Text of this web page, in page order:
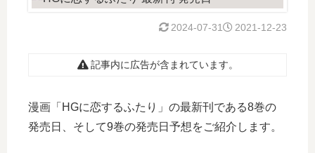
2021-12-23
2024-07-31
記事内に広告が含まれています。
漫画「HGに恋するふたり」の最新刊である8巻の
発売日、そして9巻の発売日予想をご紹介します。